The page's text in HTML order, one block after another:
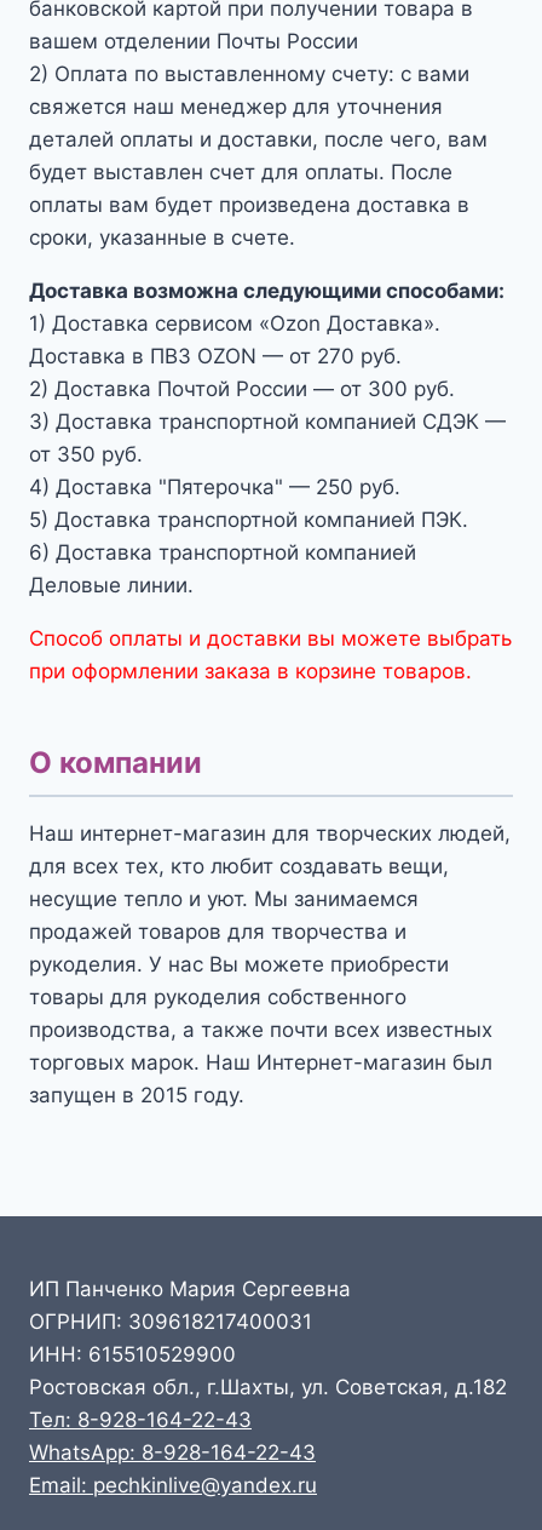
банковской картой при получении товара в
вашем отделении Почты России
2) Оплата по выставленному счету: с вами
свяжется наш менеджер для уточнения
деталей оплаты и доставки, после чего, вам
будет выставлен счет для оплаты. После
оплаты вам будет произведена доставка в
сроки, указанные в счете.
Доставка возможна следующими способами:
1) Доставка сервисом «Ozon Доставка».
Доставка в ПВЗ OZON — от 270 руб.
2) Доставка Почтой России — от 300 руб.
3) Доставка транспортной компанией СДЭК —
от 350 руб.
4) Доставка "Пятерочка" — 250 руб.
5) Доставка транспортной компанией ПЭК.
6) Доставка транспортной компанией
Деловые линии.
Способ оплаты и доставки вы можете выбрать
при оформлении заказа в корзине товаров.
О компании
Наш интернет-магазин для творческих людей,
для всех тех, кто любит создавать вещи,
несущие тепло и уют. Мы занимаемся
продажей товаров для творчества и
рукоделия. У нас Вы можете приобрести
товары для рукоделия собственного
производства, а также почти всех известных
торговых марок. Наш Интернет-магазин был
запущен в 2015 году.
ИП Панченко Мария Сергеевна
ОГРНИП: 309618217400031
ИНН: 615510529900
Ростовская обл., г.Шахты, ул. Советская, д.182
Тел: 8-928-164-22-43
WhatsApp: 8-928-164-22-43
Email: pechkinlive@yandex.ru